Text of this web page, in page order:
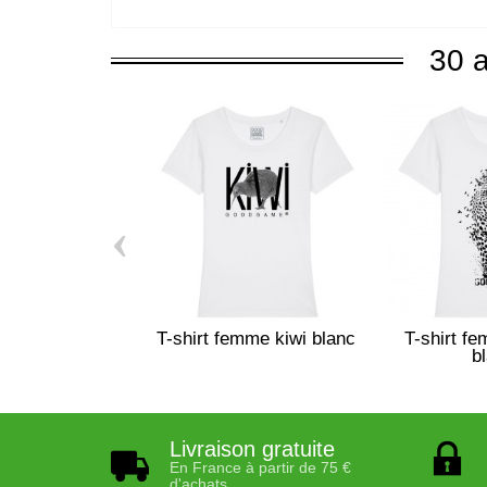
30
T-shirt femme kiwi blanc
T-shirt
‹
Livraison gratuite
En France à partir de 75 €